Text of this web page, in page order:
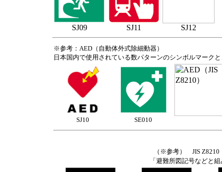
SJ09 SJ11 SJ12
※参考：AED（自動体外式除細動器）
日本国内で使用されている数パターンのシンボルマーク
SJ10 SE010
（※参考） JIS Z8210
「避難所図記号などと